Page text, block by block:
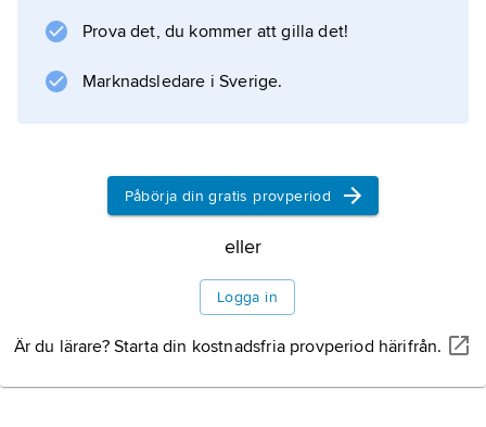
Prova det, du kommer att gilla det!
Marknadsledare i Sverige.
Påbörja din gratis provperiod
eller
Logga in
Är du lärare? Starta din kostnadsfria provperiod härifrån.